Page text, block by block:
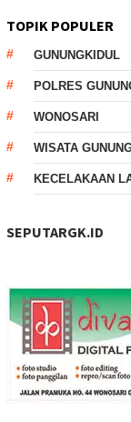
TOPIK POPULER
GUNUNGKIDUL
POLRES
WONOSARI
WISATA
KECELAKAAN
SEPUTARGK.ID